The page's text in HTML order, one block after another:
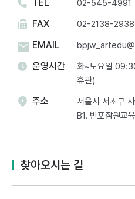
TEL 02-545-4991
FAX 02-2138-2938
EMAIL
운영시간
화~토요일
휴관)
주소
서울시 서초구
B1. 반포잠원교
찾아오시는 길